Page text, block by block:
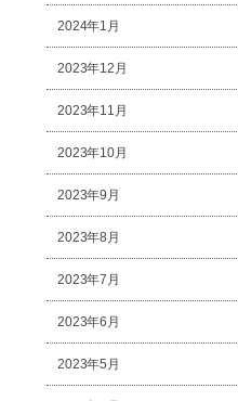
2024年1月
2023年12月
2023年11月
2023年10月
2023年9月
2023年8月
2023年7月
2023年6月
2023年5月